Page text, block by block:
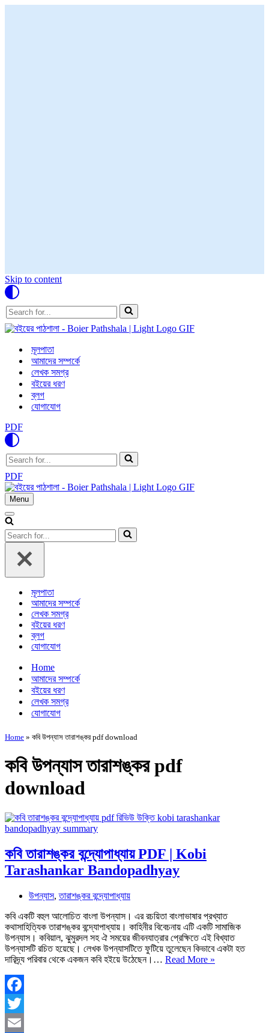
Skip to content
Search
for...
মূলপাতা
আমাদের সম্পর্কে
লেখক সমগ্র
বইয়ের ধরণ
ব্লগ
যোগাযোগ
PDF
Search
for...
PDF
Menu
Navigation
Navigation
Menu
Search
for...
মূলপাতা
আমাদের সম্পর্কে
লেখক সমগ্র
বইয়ের ধরণ
ব্লগ
যোগাযোগ
Home
আমাদের সম্পর্কে
বইয়ের ধরণ
লেখক সমগ্র
যোগাযোগ
Home » কবি উপন্যাস তারাশঙ্কর pdf download
কবি উপন্যাস তারাশঙ্কর pdf
download
কবি তারাশঙ্কর বন্দ্যোপাধ্যায় PDF | Kobi
Tarashankar Bandopadhyay
উপন্যাস,তারাশঙ্কর বন্দ্যোপাধ্যায়
কবি একটি বহুল আলোচিত বাংলা উপন্যাস। এর রচয়িতা বাংলাভাষার প্রখ্যাত
কথাসাহিত্যিক তারাশঙ্কর বন্দ্যোপাধ্যায়। কাহিনীর বিবেচনায় এটি একটি সামাজিক
উপন্যাস। কবিয়াল, ঝুমুরদল সহ ঐ সময়ের জীবনযাত্রার প্রেক্ষিতে এই বিখ্যাত
উপন্যাসটি রচিত হয়েছে। লেখক উপন্যাসটিতে ফুটিয়ে তুলেছেন কিভাবে একটা হত
দারিদ্র্য পরিবার থেকে একজন কবি হইয়ে উঠেছেন।… Read More »
Facebook
Twitter